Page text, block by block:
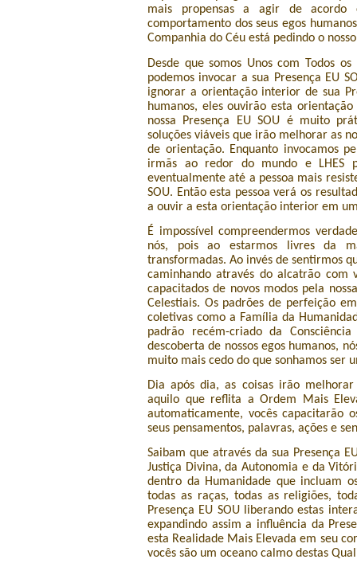
mais propensas a agir de acordo
comportamento dos seus egos
Companhia do Céu está pedindo o
Desde que somos Unos com Todos
podemos invocar a sua Presença EU
ignorar a orientação interior de sua
humanos, eles ouvirão esta
nossa Presença EU SOU é muito
soluções viáveis que irão melhorar as
de orientação. Enquanto invocamos
irmãs ao redor do mundo e LHES
eventualmente até a pessoa mais
SOU. Então esta pessoa verá os
a ouvir a esta orientação interior em
É impossível compreendermos
nós, pois ao estarmos livres da
transformadas. Ao invés de sentirmos
caminhando através do alcatrão com
capacitados de novos modos pela
Celestiais. Os padrões de perfeição
coletivas como a Família da
padrão recém-criado da
descoberta de nossos egos humanos,
muito mais cedo do que sonhamos ser
Dia após dia, as coisas irão
aquilo que reflita a Ordem Mais
automaticamente, vocês capacitarão
seus pensamentos, palavras, ações e
Saibam que através da sua Presença
Justiça Divina, da Autonomia e da
dentro da Humanidade que incluam
todas as raças, todas as religiões,
Presença EU SOU liberando estas
expandindo assim a influência da
esta Realidade Mais Elevada em seu
vocês são um oceano calmo destas